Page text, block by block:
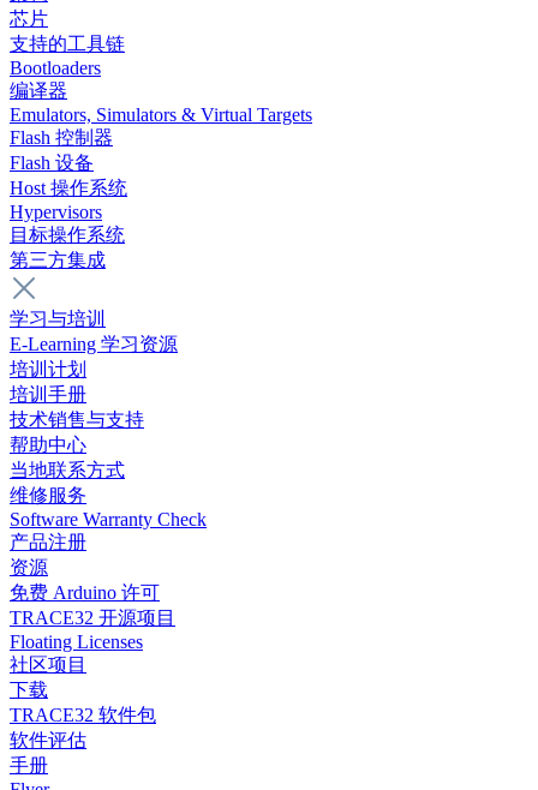
芯片
支持的工具链
Bootloaders
编译器
Emulators, Simulators & Virtual Targets
Flash 控制器
Flash 设备
Host 操作系统
Hypervisors
目标操作系统
第三方集成
学习与培训
E-Learning 学习资源
培训计划
培训手册
技术销售与支持
帮助中心
当地联系方式
维修服务
Software Warranty Check
产品注册
资源
免费 Arduino 许可
TRACE32 开源项目
Floating Licenses
社区项目
下载
TRACE32 软件包
软件评估
手册